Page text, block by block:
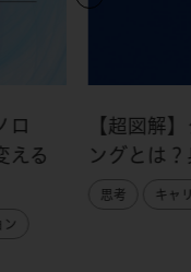
ロ
える
ン
【超図解
ングとは
思考 キャ